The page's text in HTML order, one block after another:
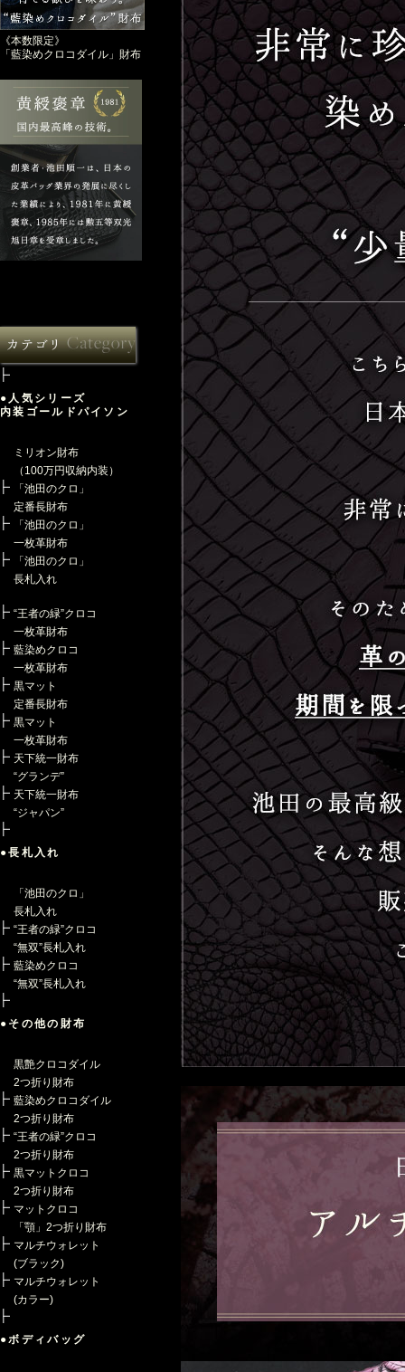
《本数限定》
「藍染めクロコダイル」財布
●人気シリーズ
内装ゴールドパイソン
ミリオン財布
（100万円収納内装）
「池田のクロ」
定番長財布
「池田のクロ」
一枚革財布
「池田のクロ」
長札入れ
“王者の緑”クロコ
一枚革財布
藍染めクロコ
一枚革財布
黒マット
定番長財布
黒マット
一枚革財布
天下統一財布
“グランデ”
天下統一財布
“ジャパン”
●長札入れ
「池田のクロ」
長札入れ
“王者の緑”クロコ
“無双”長札入れ
藍染めクロコ
“無双”長札入れ
●その他の財布
黒艶クロコダイル
2つ折り財布
藍染めクロコダイル
2つ折り財布
“王者の緑”クロコ
2つ折り財布
黒マットクロコ
2つ折り財布
マットクロコ
「顎」2つ折り財布
マルチウォレット
(ブラック)
マルチウォレット
(カラー)
●ボディバッグ